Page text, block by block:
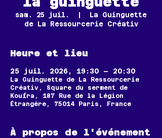
sam. 25 juil.
La Guinguette
de La Ressourcerie Créativ
Heure et lieu
25 juil. 2026, 19:30 – 20:30
La Guinguette de La Ressourcerie
Créativ, Square du serment de
Koufra, 187 Rue de la Légion
Étrangère, 75014 Paris, France
À propos de l'événement